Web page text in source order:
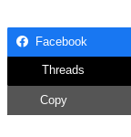
Facebook
Threads
Copy